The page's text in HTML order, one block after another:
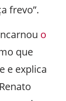
frevo”.
o
que
e explica